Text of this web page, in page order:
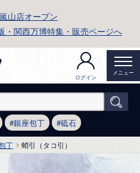
山店オープン
・関西万博特集・販売ページへ
ログイン
メニュー
銀座包丁 砥石
丁 蛸引（タコ引）